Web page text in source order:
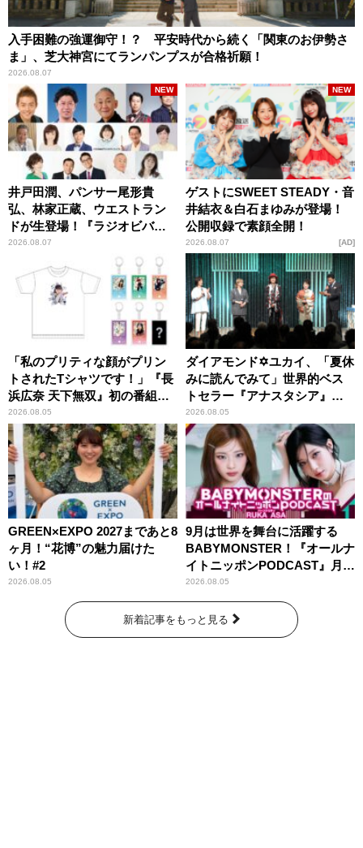
入手困難の強運御守！？ 平安時代から続く「関東のお伊勢さ
ま」、芝大神宮にてランパンプスが合格祈願！
2026.08.07
井戸田潤、パンサー尾形貴
弘、林家正蔵、ウエストラン
ドが生登場！『ラジオビバリ
ー昼ズ』
2026.08.07
NEW
ゲストにSWEET STEADY・音
井結衣＆白石まゆみが登場！
公開収録で素顔全開！
2026.08.07
NEW
AD
「私のプリティな顔がプリン
トされたTシャツです！」『長
浜広奈 天下無双』初の番組グ
ッズ発売
2026.08.05
ダイアモンド✡ユカイ、「夏休
みに読んでみて」世界的ベス
トセラー『アナスタシア』を
紹介
2026.08.05
GREEN×EXPO 2027まであと8
ヶ月！“花博”の魅力届けた
い！#2
2026.08.05
9月は世界を舞台に活躍する
BABYMONSTER！『オールナ
イトニッポンPODCAST』月替
わりパーソナリティ
2026.08.05
新着記事をもっと見る